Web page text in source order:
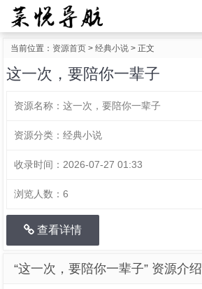
当前位置： 资源首页 > 经典小说 > 正文
这一次，要陪你一辈子
资源名称： 这一次，要陪你一辈子
资源分类： 经典小说
收录时间： 2026-07-27 01:33
浏览人数： 6
查看详情
“这一次，要陪你一辈子” 资源介绍